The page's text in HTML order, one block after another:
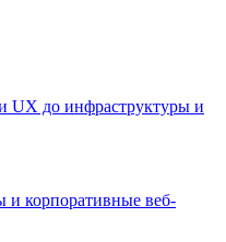
UX до инфраструктуры и
и корпоративные веб-